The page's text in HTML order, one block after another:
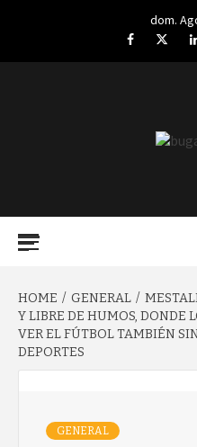
dom.
FacebookTwitter
HOME GENERAL
Y LIBRE DE HUMOS, DONDE
VER EL FÚTBOL TAMBIÉN
DEPORTES
GENERAL